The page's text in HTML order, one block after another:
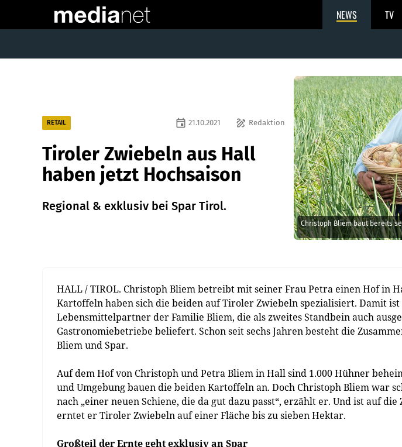
NEWS TV
Christoph Bliem baut bereits
RETAIL draw Redaktion
event 21.10.2021
Tiroler Zwiebeln aus Hall
haben jetzt Hochsaison
Regional & exklusiv bei Spar Tirol.
HALL / TIROL. Christoph Bliem betreibt mit seiner Frau Petra einen Hof in
Kartoffeln haben sich die beiden auf Tiroler Zwiebeln spezialisiert. Damit
Lebensmittelpartner der Familie Bliem, die als zweites Standbein auch
Gastronomiebetriebe beliefert. Schon seit sechs Jahren besteht die
Bliem und Spar.
Auf dem Hof von Christoph und Petra Bliem in Hall sind 1.000 Hühner
und Umgebung bauen die beiden Kartoffeln an. Doch Christoph Bliem war
nach „einer neuen Schiene, die da gut dazu passt“, erzählt er. Und ist auf
erntet er Tiroler Zwiebeln auf einer Fläche bis zu sieben Hektar.
Großteil der Ernte geht exklusiv an Spar